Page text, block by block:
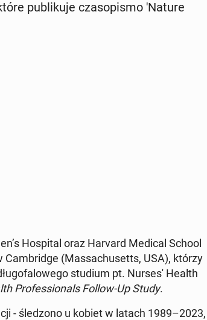
pu­bli­ku­je cza­so­pi­smo 'Nature
Ho­spi­tal oraz Harvard Medical School
(Mas­sa­chu­setts, USA), którzy
studium pt. Nurses' Health
Pro­fes­sio­nals Follow-Up Study.
- śle­dzo­no u kobiet w latach 1989–2023,